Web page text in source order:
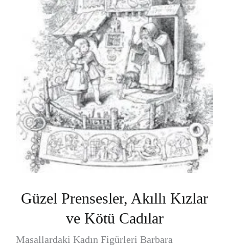
Güzel Prensesler, Akıllı Kızlar
ve Kötü Cadılar
Masallardaki Kadın Figürleri Barbara